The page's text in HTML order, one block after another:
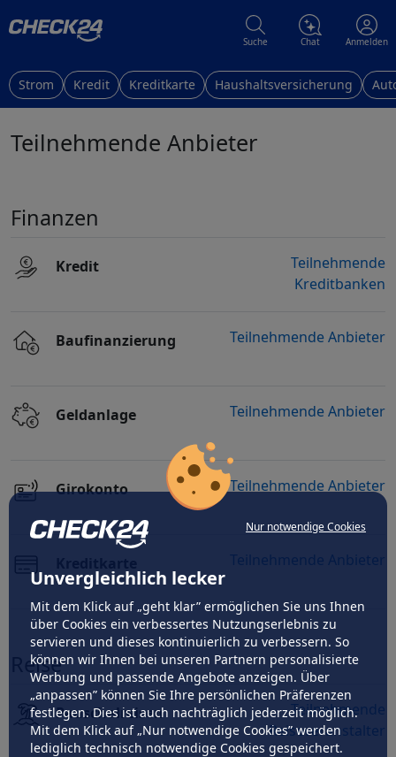
Nur notwendige Cookies
Unvergleichlich lecker
Mit dem Klick auf „geht klar” ermöglichen Sie uns Ihnen
über Cookies ein verbessertes Nutzungserlebnis zu
servieren und dieses kontinuierlich zu verbessern. So
können wir Ihnen bei unseren Partnern personalisierte
Werbung und passende Angebote anzeigen. Über
„anpassen” können Sie Ihre persönlichen Präferenzen
festlegen. Dies ist auch nachträglich jederzeit möglich.
Mit dem Klick auf „Nur notwendige Cookies” werden
lediglich technisch notwendige Cookies gespeichert.
Suche Chat Anmelden
Strom Kredit Kreditkarte Haushaltsversicherung
Teilnehmende Anbieter
Finanzen
Kredit
Teilnehmende
Kreditbanken
Baufinanzierung Teilnehmende Anbieter
Geldanlage Teilnehmende Anbieter
Girokonto Teilnehmende Anbieter
Teilnehmende Anbieter
Reise
Pauschalreisen
Teilnehmende
Reiseveranstalter